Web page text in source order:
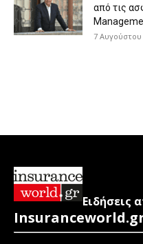
από τις
7 Αυγούστου
Ειδήσεις